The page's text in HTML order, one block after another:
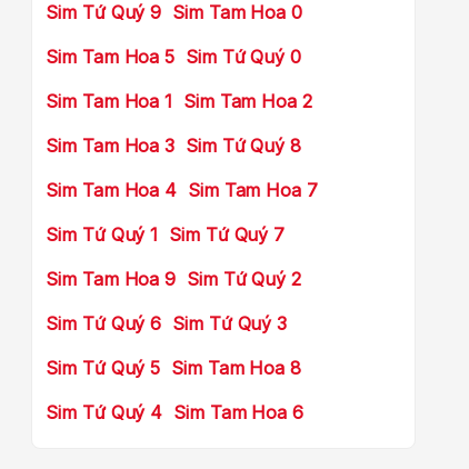
Sim Tứ Quý 9 Sim Tam Hoa 0
Sim Tam Hoa 5 Sim Tứ Quý 0
Sim Tam Hoa 1 Sim Tam Hoa 2
Sim Tam Hoa 3 Sim Tứ Quý 8
Sim Tam Hoa 4 Sim Tam Hoa 7
Sim Tứ Quý 1 Sim Tứ Quý 7
Sim Tam Hoa 9 Sim Tứ Quý 2
Sim Tứ Quý 6 Sim Tứ Quý 3
Sim Tứ Quý 5 Sim Tam Hoa 8
Sim Tứ Quý 4 Sim Tam Hoa 6